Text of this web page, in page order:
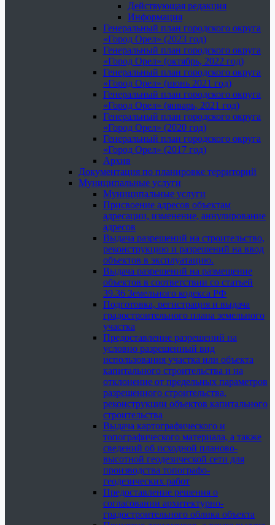
Действующая редакция
Информация
Генеральный план городского округа
«Город Орел» (2023 год)
Генеральный план городского округа
«Город Орел» (октябрь, 2022 год)
Генеральный план городского округа
«Город Орел» (июнь 2021 год)
Генеральный план городского округа
«Город Орел» (январь, 2021 год)
Генеральный план городского округа
«Город Орел» (2020 год)
Генеральный план городского округа
«Город Орел» (2017 год)
Архив
Документация по планировке территорий
Муниципальные услуги
Муниципальные услуги
Присвоение адресов объектам
адресации, изменение, аннулирование
адресов
Выдача разрешений на строительство,
реконструкцию и разрешений на ввод
объектов в эксплуатацию.
Выдача разрешений на размещение
объектов в соответствии со статьей
39.36 Земельного кодекса РФ
Подготовка, регистрация и выдача
градостроительного плана земельного
участка
Предоставление разрешений на
условно разрешенный вид
использования участка или объекта
капитального строительства и на
отклонение от предельных параметров
разрешенного строительства,
реконструкции объектов капитального
строительства
Выдача картографического и
топографического материала, а также
сведений об исходной планово-
высотной геодезической сети для
производства топографо-
геодезических работ
Предоставление решения о
согласовании архитектурно-
градостроительного облика объекта